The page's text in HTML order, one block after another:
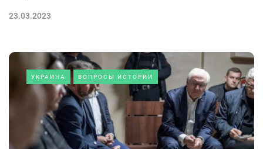
23.03.2023
УКРАИНА ВОПРОСЫ ИСТОРИИ